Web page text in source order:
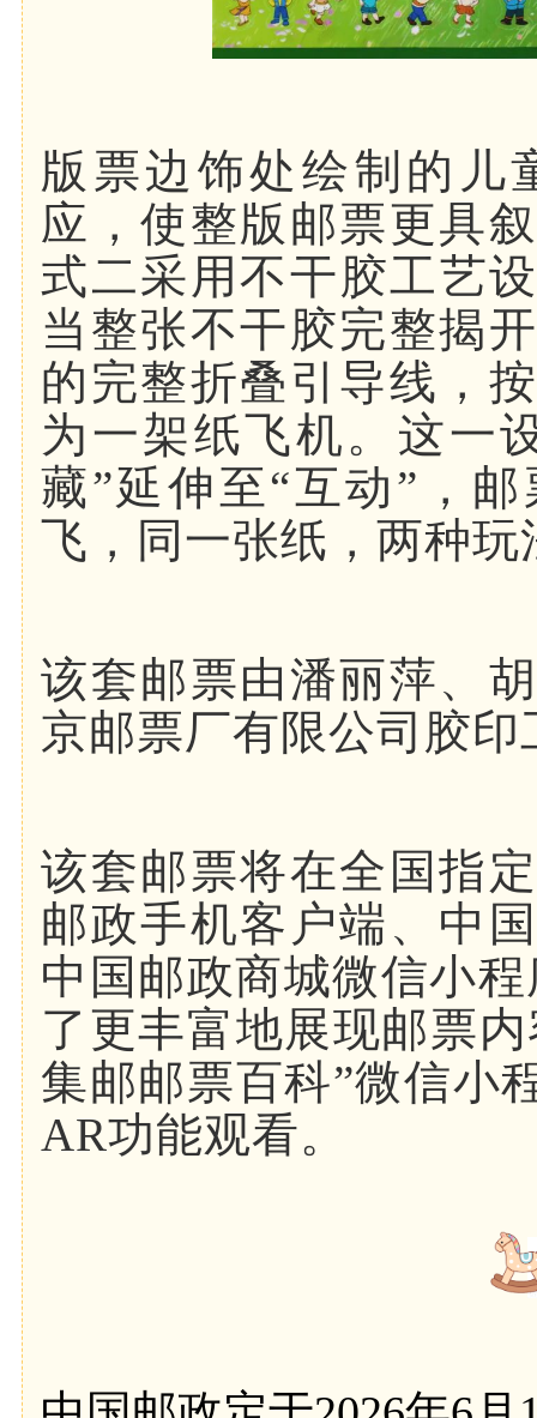
版票边饰处绘制的儿
应，使整版邮票更具
式二采用不干胶工艺
当整张不干胶完整揭
的完整折叠引导线，
为一架纸飞机。这一
藏”延伸至“互动”，
飞，同一张纸，两种玩
该套邮票由潘丽萍、
京邮票厂有限公司胶印
该套邮票将在全国指
邮政手机客户端、中
中国邮政商城微信小
了更丰富地展现邮票
集邮邮票百科”微信小
AR功能观看。